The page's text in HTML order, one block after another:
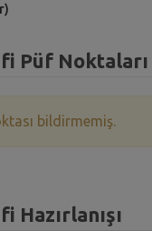
Püf Noktaları
bildirmemiş.
Hazırlanışı